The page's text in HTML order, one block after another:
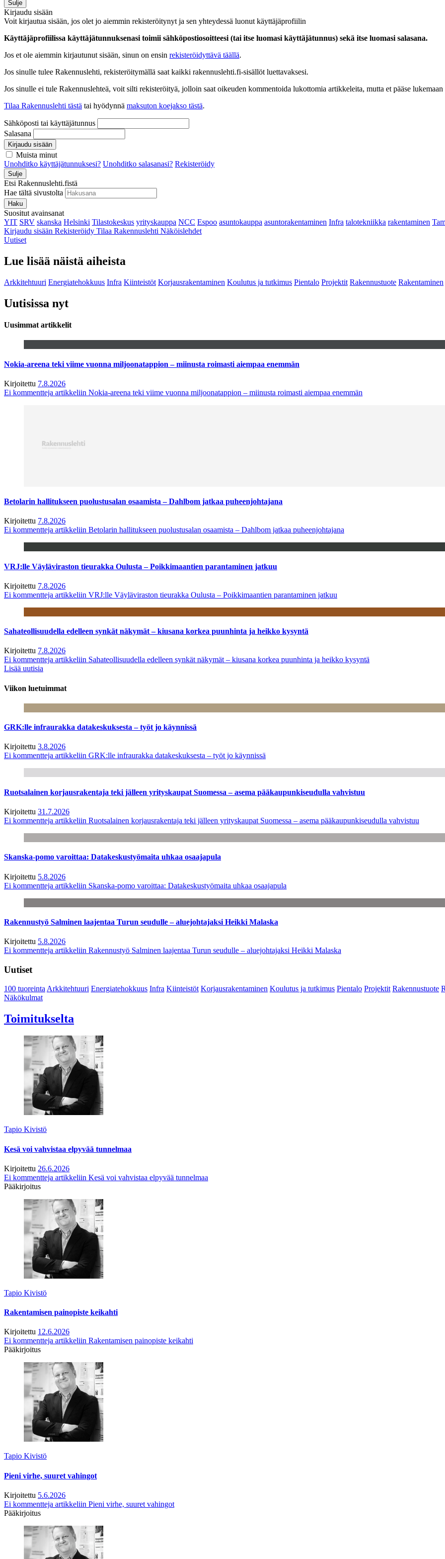
Sulje
Kirjaudu sisään
Voit kirjautua sisään, jos olet jo aiemmin rekisteröitynyt ja sen yhteydessä luonut käyttäjäprofiilin
Käyttäjäprofiilissa käyttäjätunnuksenasi toimii sähköpostiosoitteesi (tai itse luomasi käyttäjätunnus) sekä itse luomasi salasana.
Jos et ole aiemmin kirjautunut sisään, sinun on ensin rekisteröidyttävä täällä.
Jos sinulle tulee Rakennuslehti, rekisteröitymällä saat kaikki rakennuslehti.fi-sisällöt luettavaksesi.
Jos sinulle ei tule Rakennuslehteä, voit silti rekisteröityä, jolloin saat oikeuden kommentoida lukottomia artikkeleita, mutta et pääse
Tilaa Rakennuslehti tästä tai hyödynnä maksuton koejakso tästä.
Sähköposti tai käyttäjätunnus
Salasana
Kirjaudu sisään
Muista minut
Unohditko käyttäjätunnuksesi? Unohditko salasanasi? Rekisteröidy
Sulje
Etsi Rakennuslehti.fistä
Hae tältä sivustolta
Haku
Suositut avainsanat
YIT SRV skanska Helsinki Tilastokeskus yrityskauppa NCC Espoo asuntokauppa asuntorakentaminen Infra talotekniikka rakentaminen
Kirjaudu sisään Rekisteröidy Tilaa Rakennuslehti Näköislehdet
Uutiset
Lue lisää näistä aiheista
Arkkitehtuuri Energiatehokkuus Infra Kiinteistöt Korjausrakentaminen Koulutus ja tutkimus Pientalo Projektit Rakennustuote Rakentaminen
Uutisissa nyt
Uusimmat artikkelit
Nokia-areena teki viime vuonna miljoonatappion – miinusta roimasti aiempaa enemmän
Kirjoitettu 7.8.2026
Ei kommentteja artikkeliin Nokia-areena teki viime vuonna miljoonatappion – miinusta roimasti aiempaa enemmän
Betolarin hallitukseen puolustusalan osaamista – Dahlbom jatkaa puheenjohtajana
Kirjoitettu 7.8.2026
Ei kommentteja artikkeliin Betolarin hallitukseen puolustusalan osaamista – Dahlbom jatkaa puheenjohtajana
VRJ:lle Väyläviraston tieurakka Oulusta – Poikkimaantien parantaminen jatkuu
Kirjoitettu 7.8.2026
Ei kommentteja artikkeliin VRJ:lle Väyläviraston tieurakka Oulusta – Poikkimaantien parantaminen jatkuu
Sahateollisuudella edelleen synkät näkymät – kiusana korkea puunhinta ja heikko kysyntä
Kirjoitettu 7.8.2026
Ei kommentteja artikkeliin Sahateollisuudella edelleen synkät näkymät – kiusana korkea puunhinta ja heikko kysyntä
Lisää uutisia
Viikon luetuimmat
GRK:lle infraurakka datakeskuksesta – työt jo käynnissä
Kirjoitettu 3.8.2026
Ei kommentteja artikkeliin GRK:lle infraurakka datakeskuksesta – työt jo käynnissä
Ruotsalainen korjausrakentaja teki jälleen yrityskaupat Suomessa – asema pääkaupunkiseudulla vahvistuu
Kirjoitettu 31.7.2026
Ei kommentteja artikkeliin Ruotsalainen korjausrakentaja teki jälleen yrityskaupat Suomessa – asema pääkaupunkiseudulla vahvistuu
Skanska-pomo varoittaa: Datakeskustyömaita uhkaa osaajapula
Kirjoitettu 5.8.2026
Ei kommentteja artikkeliin Skanska-pomo varoittaa: Datakeskustyömaita uhkaa osaajapula
Rakennustyö Salminen laajentaa Turun seudulle – aluejohtajaksi Heikki Malaska
Kirjoitettu 5.8.2026
Ei kommentteja artikkeliin Rakennustyö Salminen laajentaa Turun seudulle – aluejohtajaksi Heikki Malaska
Uutiset
100 tuoreintaArkkitehtuuri Energiatehokkuus Infra Kiinteistöt Korjausrakentaminen Koulutus ja tutkimus Pientalo Projektit Rakennustuote
Näkökulmat
Toimitukselta
Tapio Kivistö
Kesä voi vahvistaa elpyvää tunnelmaa
Kirjoitettu 26.6.2026
Ei kommentteja artikkeliin Kesä voi vahvistaa elpyvää tunnelmaa
Pääkirjoitus
Tapio Kivistö
Rakentamisen painopiste keikahti
Kirjoitettu 12.6.2026
Ei kommentteja artikkeliin Rakentamisen painopiste keikahti
Pääkirjoitus
Tapio Kivistö
Pieni virhe, suuret vahingot
Kirjoitettu 5.6.2026
Ei kommentteja artikkeliin Pieni virhe, suuret vahingot
Pääkirjoitus